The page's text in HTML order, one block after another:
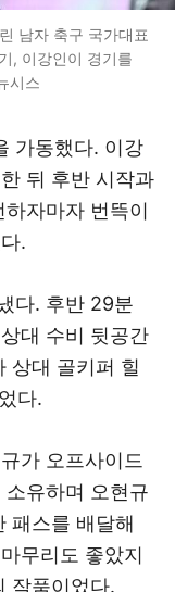
남자 축구 국가대표
, 이강인이 경기를
시스
가동했다. 이강
뒤 후반 시작과
자마자 번뜩이
.
다. 후반 29분
대 수비 뒷공간
상대 골키퍼 힐
다.
가 오프사이드
유하며 오현규
패스를 배달해
무리도 좋았지
작품이었다.